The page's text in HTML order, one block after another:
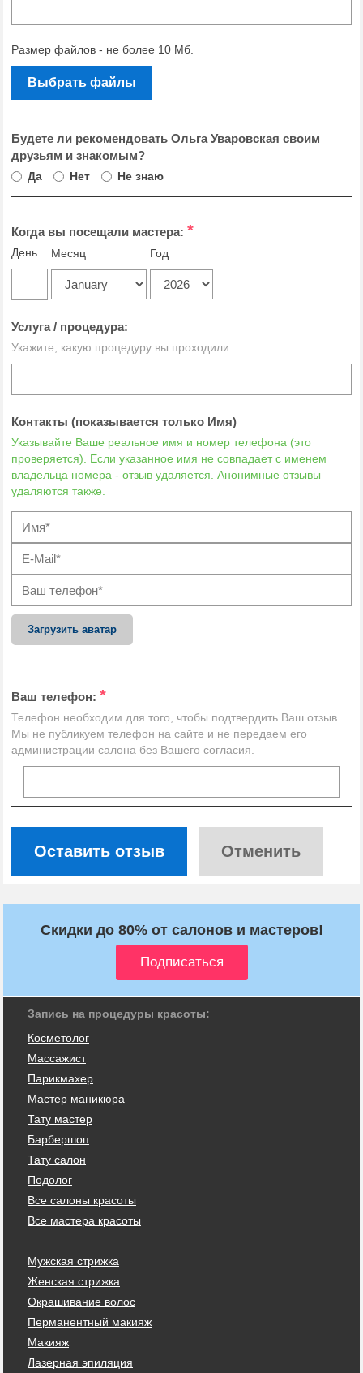
Размер файлов - не более 10 Мб.
Выбрать файлы
Будете ли рекомендовать Ольга Уваровская своим
друзьям и знакомым?
Да Нет Не знаю
Когда вы посещали мастера: *
День Месяц Год
Услуга / процедура:
Укажите, какую процедуру вы проходили
Контакты (показывается только Имя)
Указывайте Ваше реальное имя и номер телефона (это
проверяется). Если указанное имя не совпадает с именем
владельца номера - отзыв удаляется. Анонимные отзывы
удаляются также.
Загрузить аватар
Ваш телефон: *
Телефон необходим для того, чтобы подтвердить Ваш отзыв
Мы не публикуем телефон на сайте и не передаем его
администрации салона без Вашего согласия.
Оставить отзыв Отменить
Скидки до 80% от салонов и мастеров!
Запись на процедуры красоты:
Косметолог
Массажист
Парикмахер
Мастер маникюра
Тату мастер
Барбершоп
Тату салон
Подолог
Все салоны красоты
Все мастера красоты
Мужская стрижка
Женская стрижка
Окрашивание волос
Перманентный макияж
Макияж
Лазерная эпиляция